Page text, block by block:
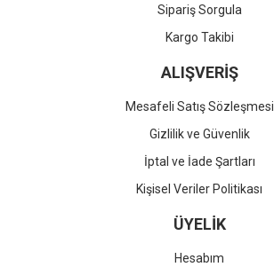
Sipariş Sorgula
Kargo Takibi
ALIŞVERİŞ
Mesafeli Satış Sözleşmesi
Gizlilik ve Güvenlik
İptal ve İade Şartları
Kişisel Veriler Politikası
ÜYELİK
Hesabım